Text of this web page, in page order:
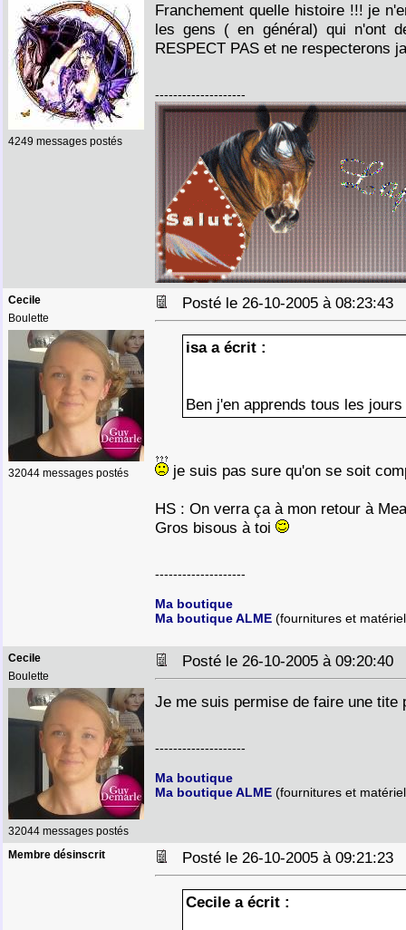
4249 messages postés
Franchement quelle histoire !!! je
les gens ( en général) qui n'ont
RESPECT PAS et ne respecterons
--------------------
Cecile
Boulette
32044 messages postés
Posté le 26-10-2005 à 08:23:43
isa a écrit :
Ben j'en apprends tous les
je suis pas sure qu'on se soit
HS : On verra ça à mon retour à
Gros bisous à toi
--------------------
Ma boutique
Ma boutique ALME (fournitures et
Cecile
Boulette
32044 messages postés
Posté le 26-10-2005 à 09:20:40
Je me suis permise de faire une
--------------------
Ma boutique
Ma boutique ALME (fournitures et
Membre désinscrit Posté le 26-10-2005 à 09:21:23
Cecile a écrit :